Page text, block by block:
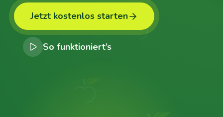
Jetzt kostenlos starten
So funktioniert’s